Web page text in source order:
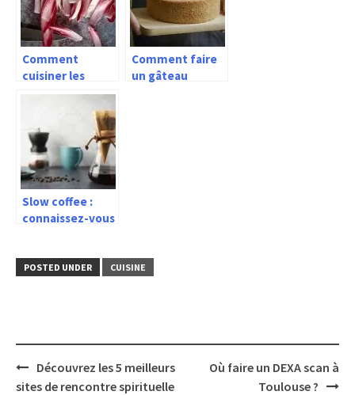
Comment
cuisiner les
endives ?
Comment faire
un gâteau
Slow coffee :
connaissez-vous
POSTED UNDER CUISINE
Post
navigation
Découvrez les 5 meilleurs
sites de rencontre spirituelle
Où faire un DEXA scan à
Toulouse ?